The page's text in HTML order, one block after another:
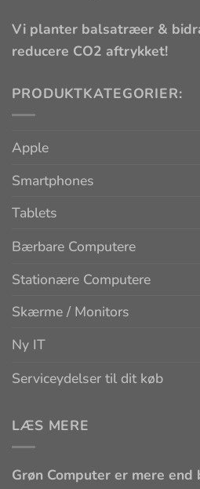
Vi planter balsatræer &
reducere CO2 aftrykket!
PRODUKTKATEGORIER:
Apple
Smartphones
Tablets
Bærbare Computere
Stationære Computere
Skærme / Monitors
Ny IT
Serviceydelser til dit køb
LÆS MERE
Grøn Computer er mere